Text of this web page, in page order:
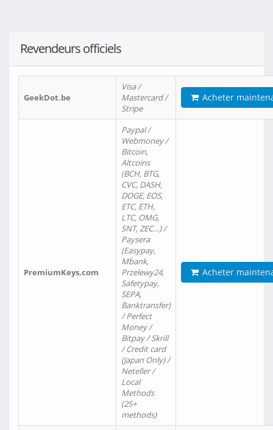
Revendeurs officiels
GeekDot.be
Visa /
Mastercard /
Stripe
Acheter
PremiumKeys.com
Paypal /
Webmoney /
Bitcoin,
Altcoins
(BCH, BTG,
CVC, DASH,
DOGE, EOS,
ETC, ETH,
LTC, OMG,
SNT, ZEC…) /
Paysera
(Easypay,
Mbank,
Przelewy24,
Safetypay,
SEPA,
Banktransfer)
/ Perfect
Money /
Bitpay / Skrill
/ Credit card
(Japan Only) /
Neteller /
Local
Methods
(25+
methods)
Acheter